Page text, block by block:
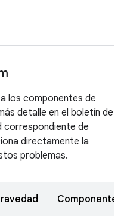
los componentes de
detalle en el boletín de
correspondiente de
directamente la
problemas.
Componente